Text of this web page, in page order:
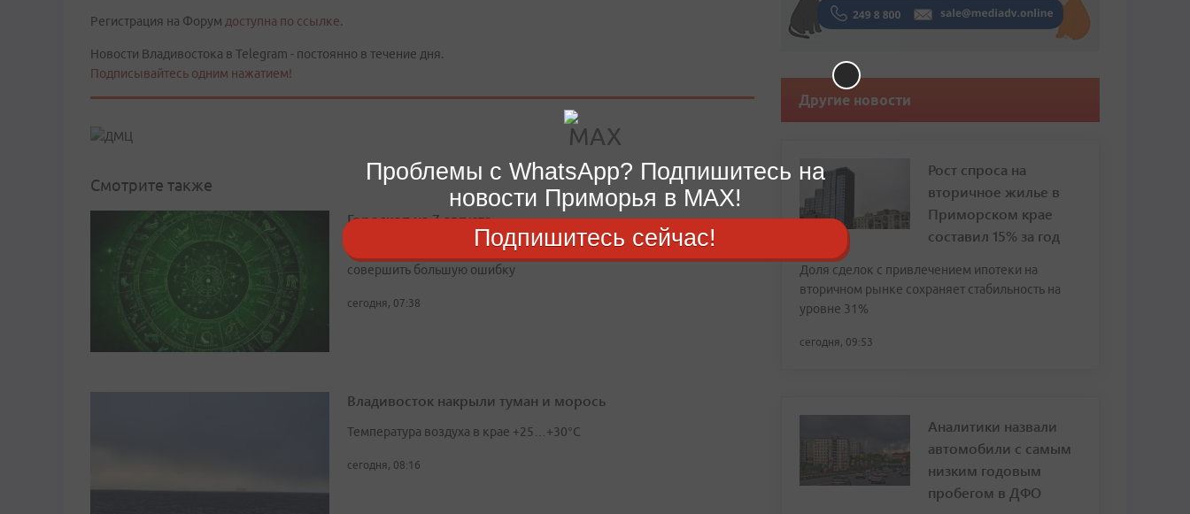
Регистрация на Форум доступна по ссылке.
Новости Владивостока в Telegram - постоянно в течение дня.
Подписывайтесь одним нажатием!
Смотрите также
Гороскоп на 7 августа
Есть риск принять желаемое за действительное и в результате
совершить большую ошибку
сегодня, 07:38
Владивосток накрыли туман и морось
Температура воздуха в крае +25…+30°C
сегодня, 08:16
Другие новости
Рост спроса на
вторичное жилье в
Приморском крае
составил 15% за год
Доля сделок с привлечением ипотеки на
вторичном рынке сохраняет стабильность на
уровне 31%
сегодня, 09:53
Аналитики назвали
автомобили с самым
низким годовым
пробегом в ДФО
Проблемы с WhatsApp? Подпишитесь на
новости Приморья в MAX!
Подпишитесь сейчас!